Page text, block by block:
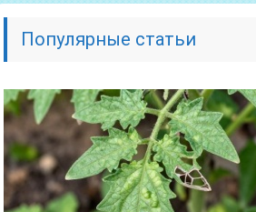
Популярные статьи